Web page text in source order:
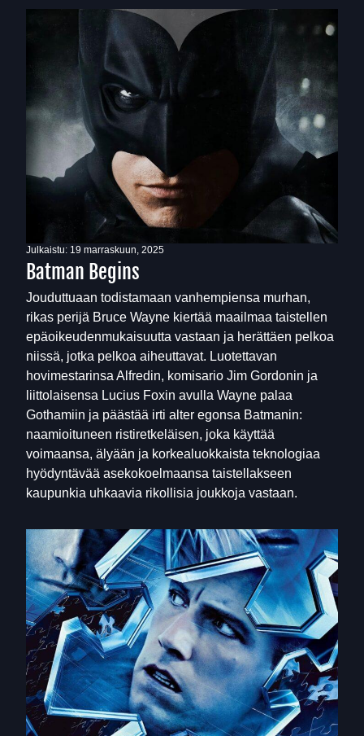
Julkaistu: 19 marraskuun, 2025
Batman Begins
Jouduttuaan todistamaan vanhempiensa murhan,
rikas perijä Bruce Wayne kiertää maailmaa taistellen
epäoikeudenmukaisuutta vastaan ja herättäen pelkoa
niissä, jotka pelkoa aiheuttavat. Luotettavan
hovimestarinsa Alfredin, komisario Jim Gordonin ja
liittolaisensa Lucius Foxin avulla Wayne palaa
Gothamiin ja päästää irti alter egonsa Batmanin:
naamioituneen ristiretkeläisen, joka käyttää
voimaansa, älyään ja korkealuokkaista teknologiaa
hyödyntävää asekokoelmaansa taistellakseen
kaupunkia uhkaavia rikollisia joukkoja vastaan.